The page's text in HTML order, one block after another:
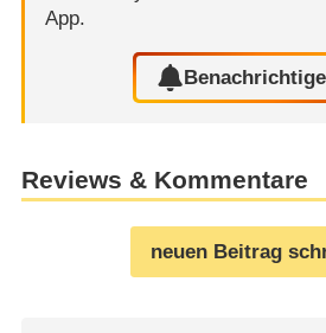
App.
Reviews & Kommentare
neuen Beitrag